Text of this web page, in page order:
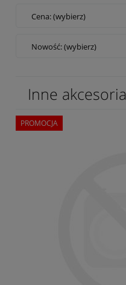
Cena: (wybierz)
Nowość: (wybierz)
Inne akcesoria
PROMOCJA